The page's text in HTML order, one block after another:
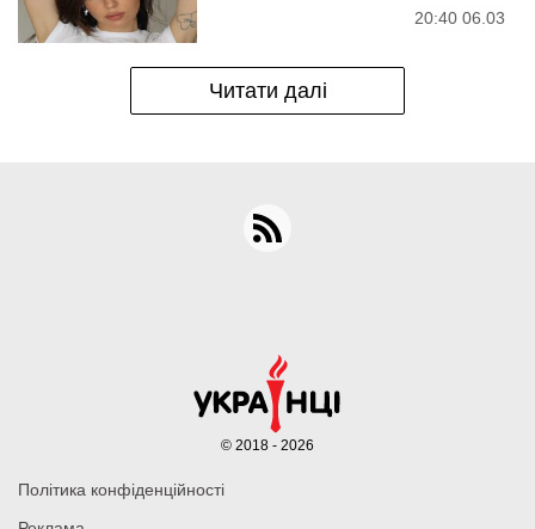
20:40 06.03
Читати далі
Політика конфіденційності
© 2018 - 2026